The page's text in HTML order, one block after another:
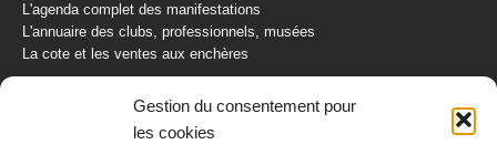
Gestion du consentement pour
les cookies
L'agenda complet des manifestations
L'annuaire des clubs, professionnels, musées
La cote et les ventes aux enchères
La Boutique du Collectionneur